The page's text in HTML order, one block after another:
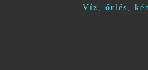
Víz, őrlés,